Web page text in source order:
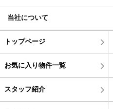
当社について
トップページ
お気に入り物件一覧
スタッフ紹介